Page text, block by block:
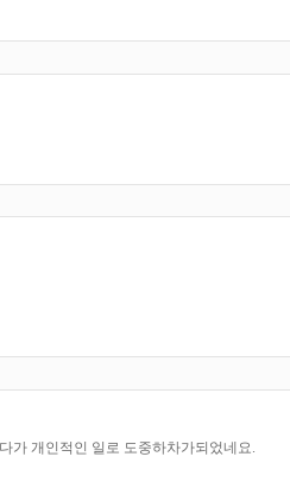
가 개인적인 일로 도중하차가되었네요.